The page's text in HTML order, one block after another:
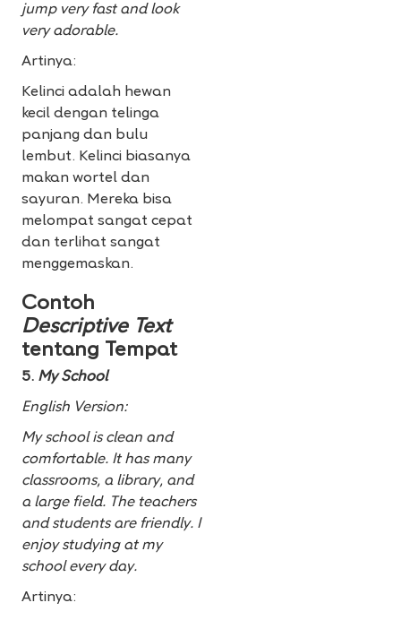
jump very fast and look
very adorable.
Artinya:
Kelinci adalah hewan
kecil dengan telinga
panjang dan bulu
lembut. Kelinci biasanya
makan wortel dan
sayuran. Mereka bisa
melompat sangat cepat
dan terlihat sangat
menggemaskan.
Contoh
Descriptive Text
tentang Tempat
5. My School
English Version:
My school is clean and
comfortable. It has many
classrooms, a library, and
a large field. The teachers
and students are friendly. I
enjoy studying at my
school every day.
Artinya: